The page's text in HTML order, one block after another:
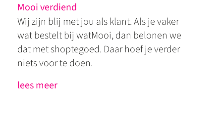
Mooi verdiend
Wij zijn blij met jou als klant. Als je vaker
wat bestelt bij watMooi, dan belonen we
dat met shoptegoed. Daar hoef je verder
niets voor te doen.
lees meer